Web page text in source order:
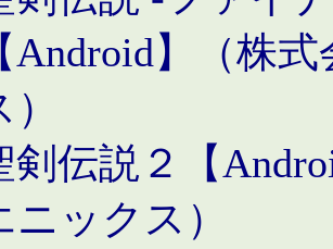
Android】（株
剣伝説２【
ニックス）